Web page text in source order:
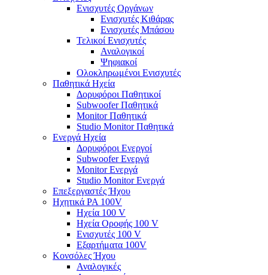
Ενισχυτές Οργάνων
Ενισχυτές Κιθάρας
Ενισχυτές Μπάσου
Τελικοί Ενισχυτές
Αναλογικοί
Ψηφιακοί
Ολοκληρωμένοι Ενισχυτές
Παθητικά Ηχεία
Δορυφόροι Παθητικοί
Subwoofer Παθητικά
Monitor Παθητικά
Studio Monitor Παθητικά
Ενεργά Ηχεία
Δορυφόροι Ενεργοί
Subwoofer Ενεργά
Monitor Ενεργά
Studio Monitor Ενεργά
Επεξεργαστές Ήχου
Ηχητικά PA 100V
Ηχεία 100 V
Ηχεία Οροφής 100 V
Ενισχυτές 100 V
Εξαρτήματα 100V
Κονσόλες Ήχου
Αναλογικές